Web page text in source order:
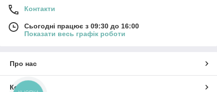
Контакти
Сьогодні працює з 09:30 до 16:00
Показати весь графік роботи
Про нас
Контакти